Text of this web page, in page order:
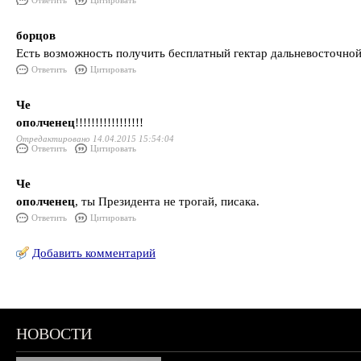
борцов
Есть возможность получить бесплатный гектар
Ответить Цитировать
Че
ополченец!!!!!!!!!!!!!!!!!
Отредактировано 14.04.2015 15:54:04
Ответить
Цитировать
Че
ополченец, ты Президента не трогай, писака.
Ответить Цитировать
Добавить комментарий
НОВОСТИ